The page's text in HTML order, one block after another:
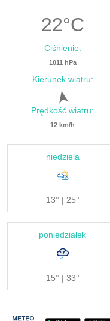
22°C
Ciśnienie:
1011 hPa
Kierunek wiatru:
Prędkość wiatru:
12 km/h
niedziela
13° | 25°
poniedziałek
15° | 33°